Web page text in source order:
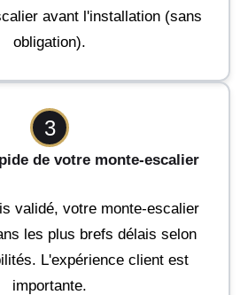
avant l'installation (sans
obligation).
3
de votre monte-escalier
validé, votre monte-escalier
les plus brefs délais selon
L'expérience client est
importante.